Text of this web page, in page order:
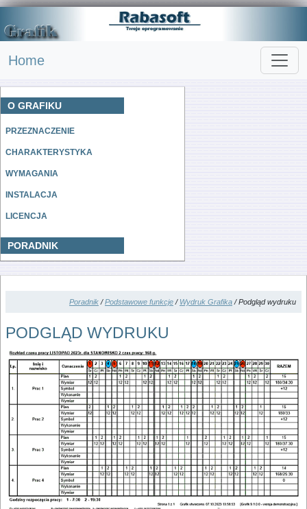
Home
O GRAFIKU
PRZEZNACZENIE
CHARAKTERYSTYKA
WYMAGANIA
INSTALACJA
LICENCJA
PORADNIK
Poradnik /Podstawowe funkcje / Wydruk Grafika / Podgląd wydruku
PODGLĄD WYDRUKU